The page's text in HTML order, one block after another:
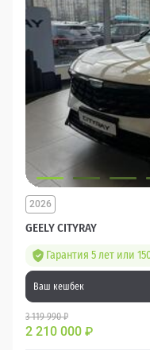
GEELY CITYRAY
2026
Гарантия 5 лет или
Ваш кешбек
3 119 990 ₽
2 210 000 ₽